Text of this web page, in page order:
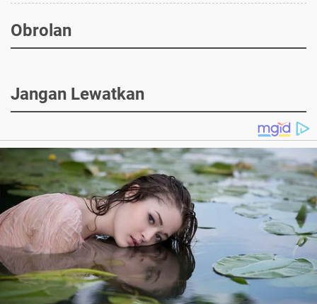
Obrolan
Jangan Lewatkan